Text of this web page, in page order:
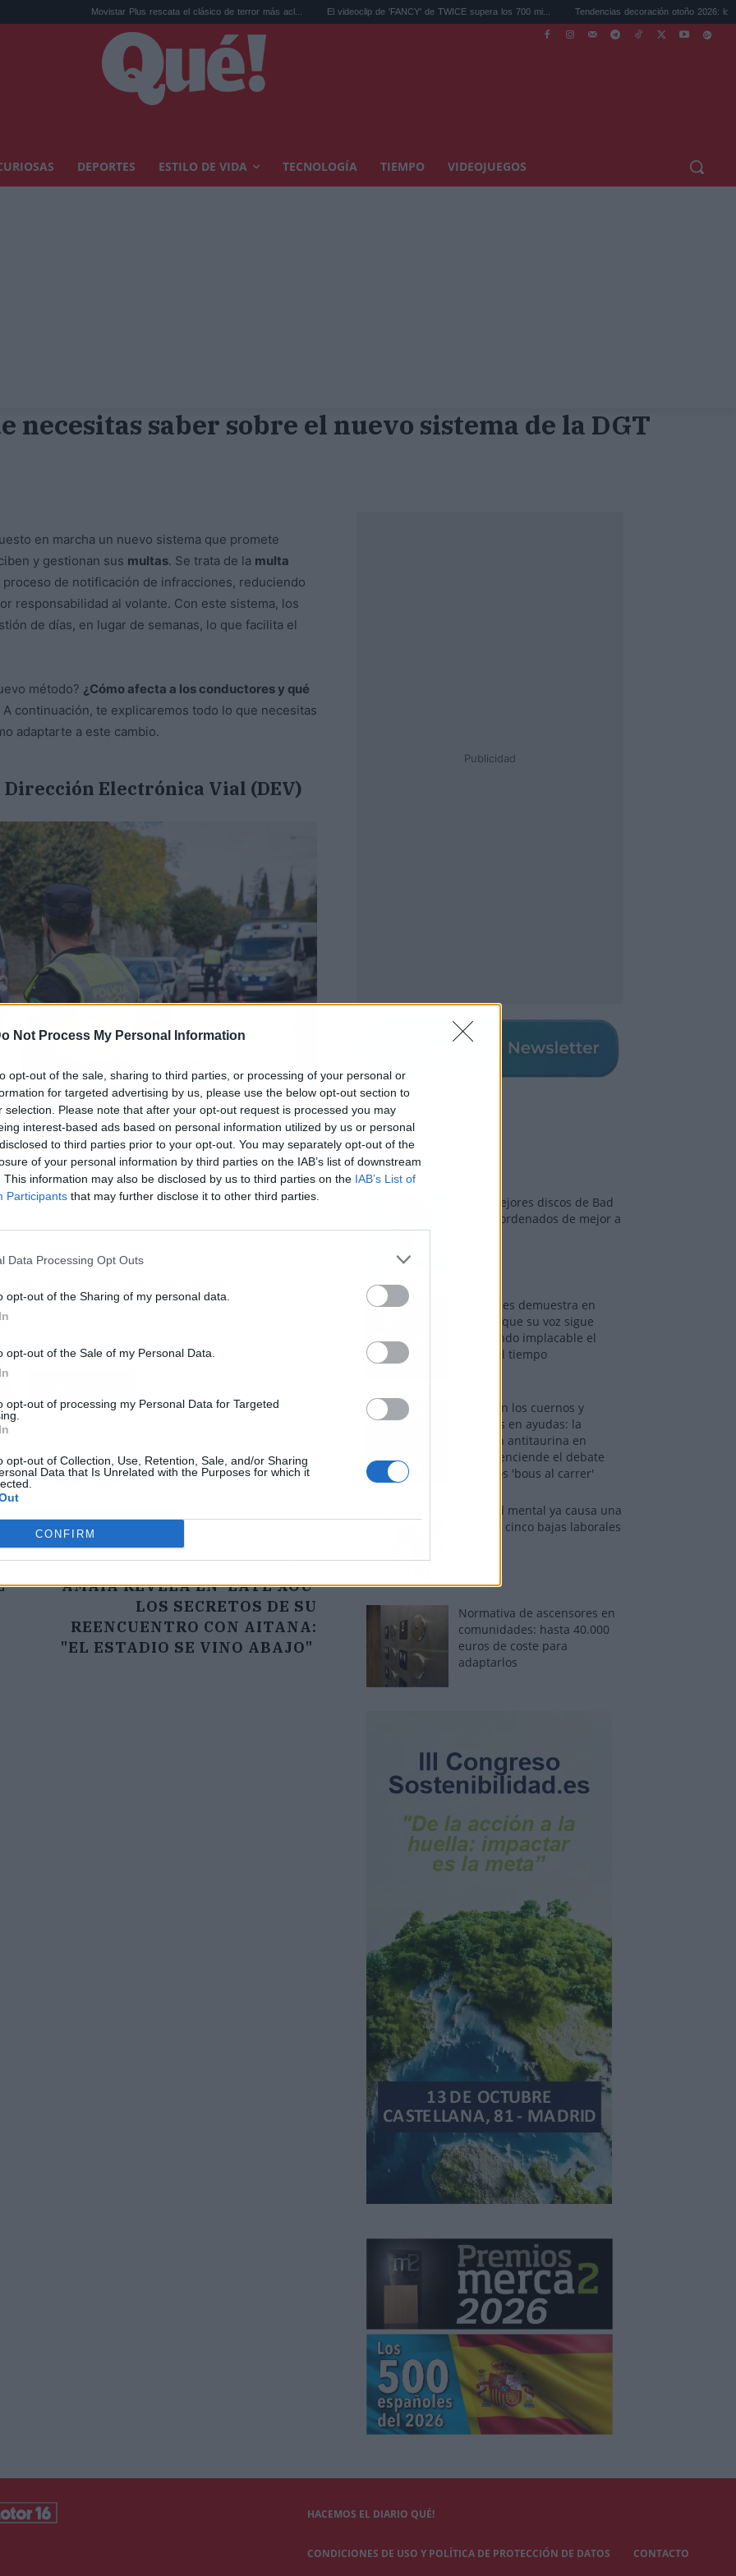
Not Process My Personal Information
opt-out of the sale, sharing to third parties, or processing of your personal or
for targeted advertising by us, please use the below opt-out section to
selection. Please note that after your opt-out request is processed you may
interest-based ads based on personal information utilized by us or personal
to third parties prior to your opt-out. You may separately opt-out of the
of your personal information by third parties on the IAB’s list of downstream
This information may also be disclosed by us to third parties on the IAB’s List of
Participants that may further disclose it to other third parties.
Data Processing Opt Outs
opt-out of the Sharing of my personal data.
opt-out of the Sale of my Personal Data.
opt-out of processing my Personal Data for Targeted
opt-out of Collection, Use, Retention, Sale, and/or Sharing
Data that Is Unrelated with the Purposes for which it
CONFIRM
Movistar Plus rescata el clásico de terror más acl... El videoclip de 'FANCY' de TWICE supera los 700 mi... Tendencias decoración otoño 2026: los colores y
DEPORTES ESTILO DE VIDA TECNOLOGÍA TIEMPO VIDEOJUEGOS
necesitas saber sobre el nuevo sistema de la DGT
en marcha un nuevo sistema que promete
y gestionan sus multas. Se trata de la multa
de notificación de infracciones, reduciendo
responsabilidad al volante. Con este sistema, los
de días, en lugar de semanas, lo que facilita el
método? ¿Cómo afecta a los conductores y qué
A continuación, te explicaremos todo lo que necesitas
adaptarte a este cambio.
Electrónica Vial (DEV)
multa exprés, es fundamental estar registrado en la
los retrasos asociados al envío postal.
de la página web de la DGT. Solo necesitas tu
dirección de correo electrónico válida. Una vez
con multas y otros trámites de tráfico llegarán
ARTÍCULO SIGUIENTE
AMAIA REVELA EN 'LATE XOU'
LOS SECRETOS DE SU
REENCUENTRO CON AITANA:
"EL ESTADIO SE VINO ABAJO"
Publicidad
Los más vistos
Los 7 mejores discos de Bad
Bunny, ordenados de mejor a
Tom Jones demuestra en
Madrid que su voz sigue
desafiando implacable el
paso del tiempo
Fuego en los cuernos y
millones en ayudas: la
rebelión antitaurina en
Alfafar enciende el debate
sobre los 'bous al carrer'
La salud mental ya causa una
de cada cinco bajas laborales
Normativa de ascensores en
comunidades: hasta 40.000
euros de coste para
adaptarlos
HACEMOS EL DIARIO QUÉ!
CONDICIONES DE USO Y POLÍTICA DE PROTECCIÓN DE DATOS CONTACTO